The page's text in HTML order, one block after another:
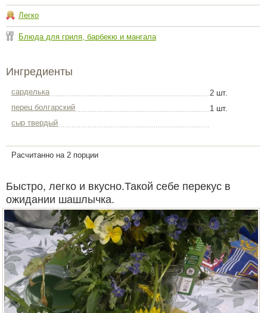
Легко
Блюда для гриля, барбекю и мангала
Ингредиенты
сарделька
2 шт.
перец болгарский
1 шт.
сыр твердый
Расчитанно на 2 порции
Быстро, легко и вкусно.Такой себе перекус в
ожидании шашлычка.